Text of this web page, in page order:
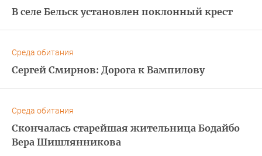
В селе Бельск установлен поклонный крест
Среда обитания
Сергей Смирнов: Дорога к Вампилову
Среда обитания
Скончалась старейшая жительница Бодайбо
Вера Шишлянникова